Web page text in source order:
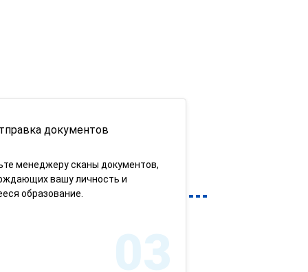
документов
менеджеру сканы документов,
вашу личность и
образование.
03